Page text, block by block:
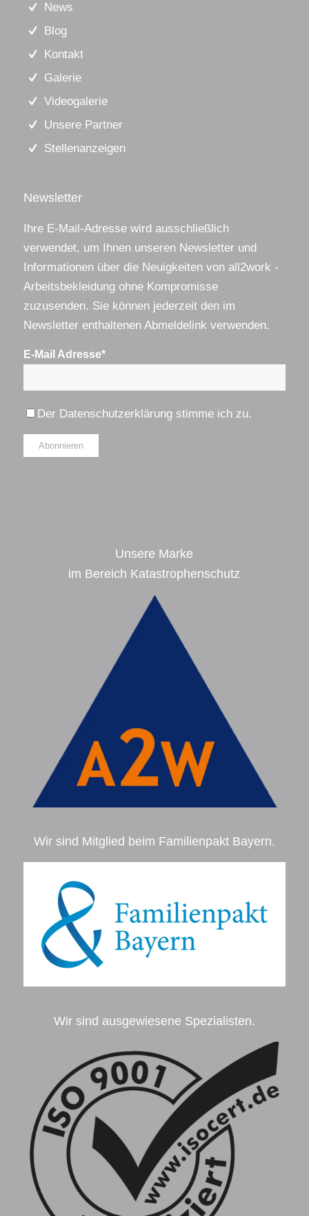
News
Blog
Kontakt
Galerie
Videogalerie
Unsere Partner
Stellenanzeigen
Newsletter
Ihre E-Mail-Adresse wird ausschließlich
verwendet, um Ihnen unseren Newsletter und
Informationen über die Neuigkeiten von all2work -
Arbeitsbekleidung ohne Kompromisse
zuzusenden. Sie können jederzeit den im
Newsletter enthaltenen Abmeldelink verwenden.
E-Mail Adresse*
Der Datenschutzerklärungstimme ich zu.
Unsere Marke
im Bereich Katastrophenschutz
Wir sind Mitglied beim Familienpakt Bayern.
Wir sind ausgewiesene Spezialisten.